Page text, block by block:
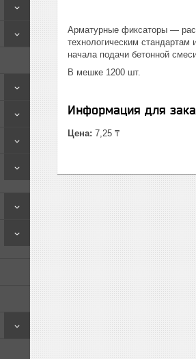
Арматурные фиксаторы —
технологическим
начала подачи бетонной
В мешке 1200 шт.
Информация для
Цена: 7,25 ₸